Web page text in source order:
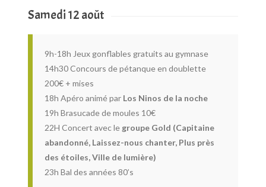
Samedi 12 août
9h-18h Jeux gonflables gratuits au gymnase
14h30 Concours de pétanque en doublette
200€ + mises
18h Apéro animé par Los Ninos de la noche
19h Brasucade de moules 10€
22H Concert avec le groupe Gold (Capitaine
abandonné, Laissez-nous chanter, Plus près
des étoiles, Ville de lumière)
23h Bal des années 80’s